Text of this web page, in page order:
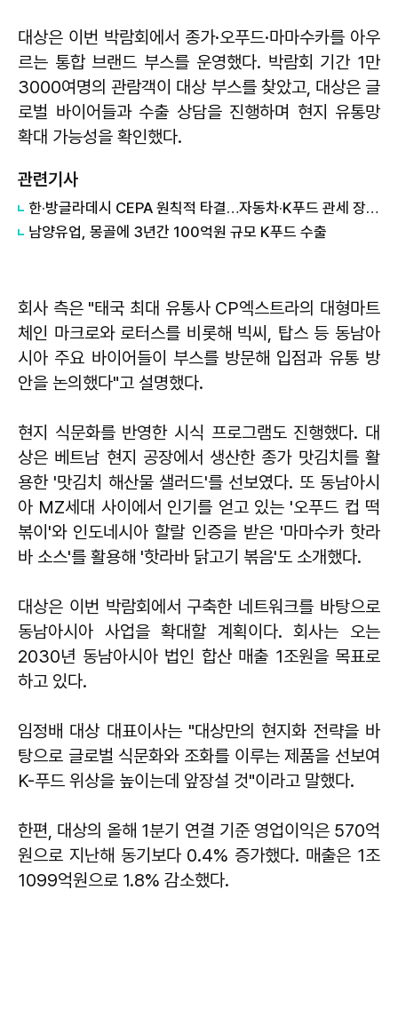
대상은 이번 박람회에서 종가·오푸드·마마수카를 아우
르는 통합 브랜드 부스를 운영했다. 박람회 기간 1만
3000여명의 관람객이 대상 부스를 찾았고, 대상은 글
로벌 바이어들과 수출 상담을 진행하며 현지 유통망
확대 가능성을 확인했다.
관련기사
한·방글라데시 CEPA 원칙적 타결…자동차·K푸드 관세 장벽 낮춘다
남양유업, 몽골에 3년간 100억원 규모 K푸드 수출
회사 측은 "태국 최대 유통사 CP엑스트라의 대형마트
체인 마크로와 로터스를 비롯해 빅씨, 탑스 등 동남아
시아 주요 바이어들이 부스를 방문해 입점과 유통 방
안을 논의했다"고 설명했다.
현지 식문화를 반영한 시식 프로그램도 진행했다. 대
상은 베트남 현지 공장에서 생산한 종가 맛김치를 활
용한 '맛김치 해산물 샐러드'를 선보였다. 또 동남아시
아 MZ세대 사이에서 인기를 얻고 있는 '오푸드 컵 떡
볶이'와 인도네시아 할랄 인증을 받은 '마마수카 핫라
바 소스'를 활용해 '핫라바 닭고기 볶음'도 소개했다.
대상은 이번 박람회에서 구축한 네트워크를 바탕으로
동남아시아 사업을 확대할 계획이다. 회사는 오는
2030년 동남아시아 법인 합산 매출 1조원을 목표로
하고 있다.
임정배 대상 대표이사는 "대상만의 현지화 전략을 바
탕으로 글로벌 식문화와 조화를 이루는 제품을 선보여
K-푸드 위상을 높이는데 앞장설 것"이라고 말했다.
한편, 대상의 올해 1분기 연결 기준 영업이익은 570억
원으로 지난해 동기보다 0.4% 증가했다. 매출은 1조
1099억원으로 1.8% 감소했다.